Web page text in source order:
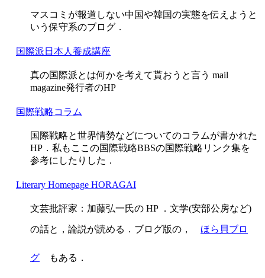
マスコミが報道しない中国や韓国の実態を伝えようと
いう保守系のブログ．
国際派日本人養成講座
真の国際派とは何かを考えて貰おうと言う mail
magazine発行者のHP
国際戦略コラム
国際戦略と世界情勢などについてのコラムが書かれた
HP．私もここの国際戦略BBSの国際戦略リンク集を
参考にしたりした．
Literary Homepage HORAGAI
文芸批評家：加藤弘一氏の HP ．文学(安部公房など)
の話と，論説が読める．ブログ版の， ほら貝ブロ
グ もある．